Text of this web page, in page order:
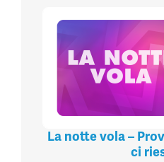
La notte vola –
ci